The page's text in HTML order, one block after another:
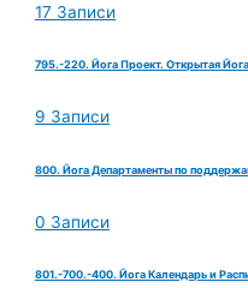
17 Записи
795.-220. Йога Проект. Открытая
9 Записи
800. Йога Департаменты по
0 Записи
801.-700.-400. Йога Календарь и